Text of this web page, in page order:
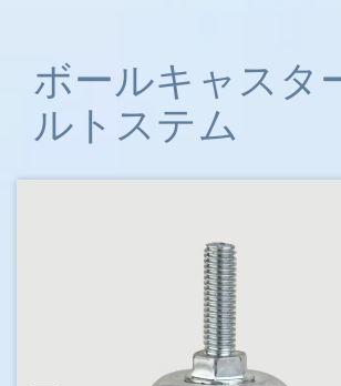
ボールキャスタ
ルトステム